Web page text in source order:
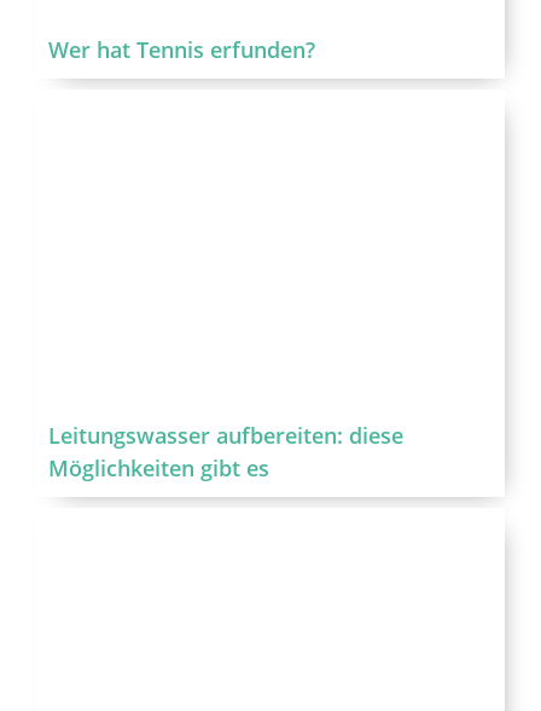
Wer hat Tennis erfunden?
Leitungswasser aufbereiten: diese
Möglichkeiten gibt es